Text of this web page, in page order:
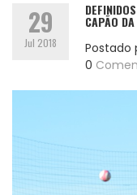
29
Jul 2018
CAPÃO
Postado
0